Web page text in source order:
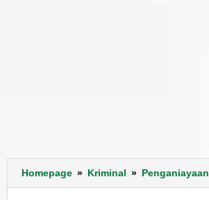
Homepage » Kriminal » Penganiayaan